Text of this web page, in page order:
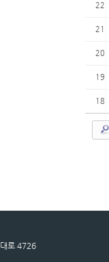
22
21
20
19
18
로 4726